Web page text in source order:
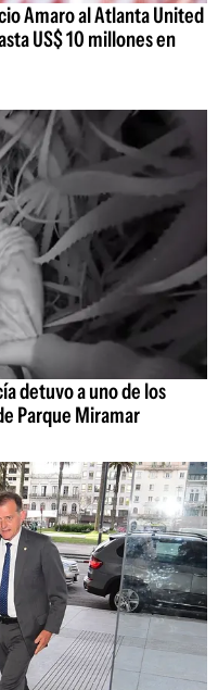
Amaro al Atlanta United
US$ 10 millones en
detuvo a uno de los
Parque Miramar